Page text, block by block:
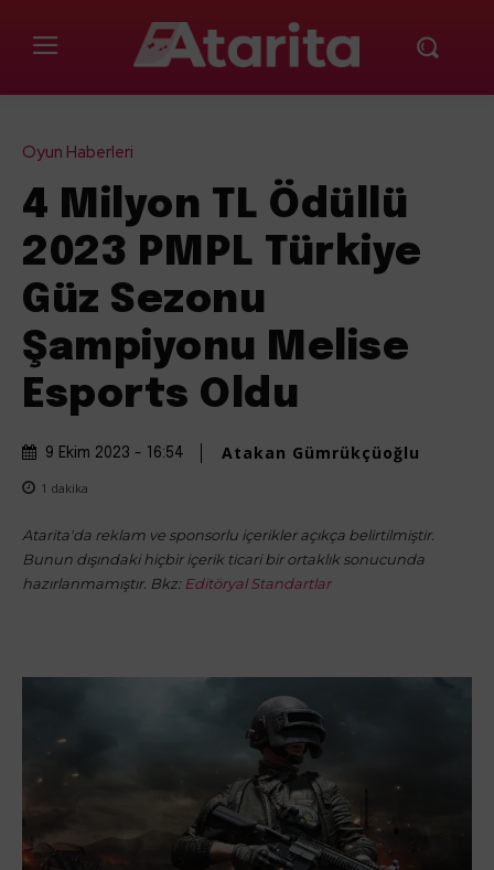
Oyun Haberleri
4 Milyon TL Ödüllü
2023 PMPL Türkiye
Güz Sezonu
Şampiyonu Melise
Esports Oldu
9 Ekim 2023 - 16:54 Atakan Gümrükçüoğlu
1 dakika
Atarita'da reklam ve sponsorlu içerikler açıkça belirtilmiştir.
Bunun dışındaki hiçbir içerik ticari bir ortaklık sonucunda
hazırlanmamıştır. Bkz: Editöryal Standartlar